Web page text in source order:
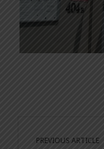
PREVIOUS ARTICLE